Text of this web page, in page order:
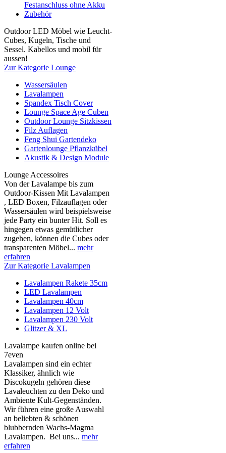
Festanschluss ohne Akku
Zubehör
Outdoor LED Möbel wie Leucht-
Cubes, Kugeln, Tische und
Sessel. Kabellos und mobil für
aussen!
Zur Kategorie Lounge
Wassersäulen
Lavalampen
Spandex Tisch Cover
Lounge Space Age Cuben
Outdoor Lounge Sitzkissen
Filz Auflagen
Feng Shui Gartendeko
Gartenlounge Pflanzkübel
Akustik & Design Module
Lounge Accessoires
Von der Lavalampe bis zum
Outdoor-Kissen Mit Lavalampen
, LED Boxen, Filzauflagen oder
Wassersäulen wird beispielsweise
jede Party ein bunter Hit. Soll es
hingegen etwas gemütlicher
zugehen, können die Cubes oder
transparenten Möbel... mehr
erfahren
Zur Kategorie Lavalampen
Lavalampen Rakete 35cm
LED Lavalampen
Lavalampen 40cm
Lavalampen 12 Volt
Lavalampen 230 Volt
Glitzer & XL
Lavalampe kaufen online bei
7even
Lavalampen sind ein echter
Klassiker, ähnlich wie
Discokugeln gehören diese
Lavaleuchten zu den Deko und
Ambiente Kult-Gegenständen.
Wir führen eine große Auswahl
an beliebten & schönen
blubbernden Wachs-Magma
Lavalampen. Bei uns... mehr
erfahren